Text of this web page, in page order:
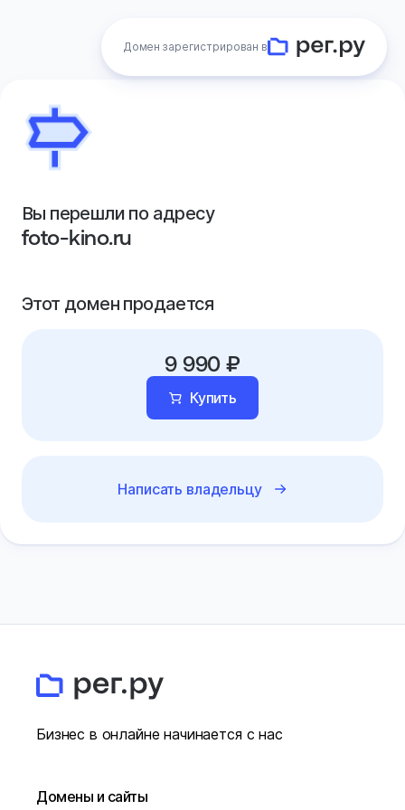
Домен зарегистрирован в
Вы перешли по адресу
foto-kino.ru
Этот домен продается
9 990 ₽
Купить
Написать владельцу
Бизнес в онлайне начинается с нас
Домены и сайты